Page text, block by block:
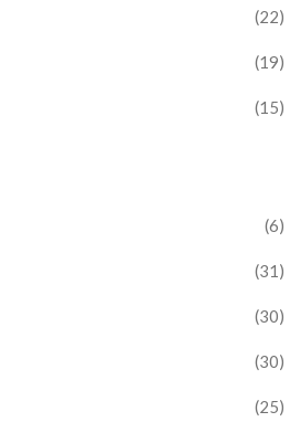
(22)
(19)
(15)
(6)
(31)
(30)
(30)
(25)